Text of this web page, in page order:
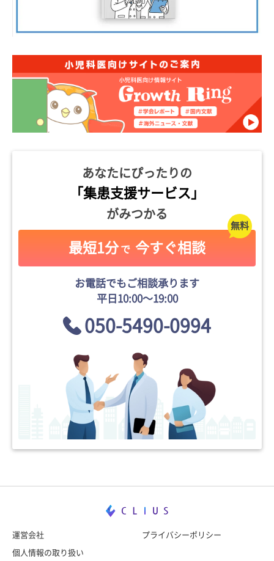
あなたにぴったりの
「集患支援サービス」
がみつかる
最短1分 で 今すぐ相談
お電話でもご相談承ります
平日10:00〜19:00
050-5490-0994
運営会社 プライバシーポリシー
個人情報の取り扱い